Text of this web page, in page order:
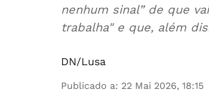
nenhum sinal” de que
trabalha" e que, além
DN/Lusa
Publicado a: 22 Mai 2026, 18:15